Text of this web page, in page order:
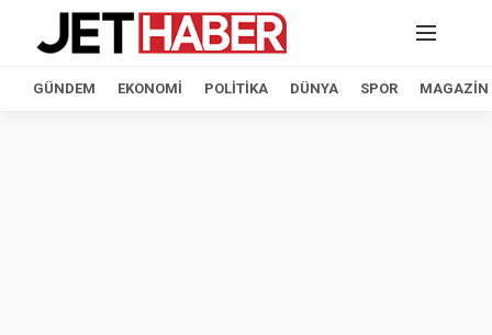
GÜNDEM EKONOMI POLITIKA DÜNYA SPOR MAGAZIN